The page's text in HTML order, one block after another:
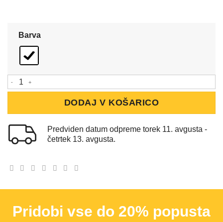
Barva
Podloga za miško količina
DODAJ V KOŠARICO
Predviden datum odpreme torek 11. avgusta -
četrtek 13. avgusta.
Pridobi vse do 20% popusta